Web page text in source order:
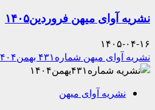
نشریه آوای میهن فروردین۱۴۰۵
۱۴۰۵-۰۴-۱۶
نشریه آوای میهن شماره۴۳۱ بهمن۱۴۰۴
نشریه آوای میهن